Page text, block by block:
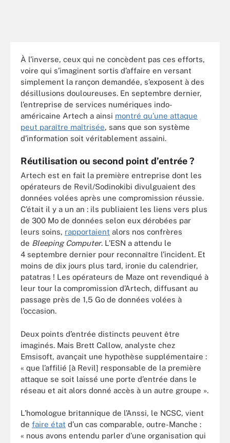
À l’inverse, ceux qui ne concèdent pas ces efforts,
voire qui s’imaginent sortis d’affaire en versant
simplement la rançon demandée, s’exposent à des
désillusions douloureuses. En septembre dernier,
l’entreprise de services numériques indo-
américaine Artech a ainsi montré qu’une attaque
peut paraître maîtrisée, sans que son système
d’information soit véritablement assaini.
Réutilisation ou second point d’entrée ?
Artech est en fait la première entreprise dont les
opérateurs de Revil/Sodinokibi divulguaient des
données volées après une compromission réussie.
C’était il y a un an : ils publiaient les liens vers plus
de 300 Mo de données selon eux dérobées par
leurs soins, rapportaient alors nos confrères
de Bleeping Computer. L’ESN a attendu le
4 septembre dernier pour reconnaître l’incident. Et
moins de dix jours plus tard, ironie du calendrier,
patatras ! Les opérateurs de Maze ont revendiqué à
leur tour la compromission d’Artech, diffusant au
passage près de 1,5 Go de données volées à
l’occasion.
Deux points d’entrée distincts peuvent être
imaginés. Mais Brett Callow, analyste chez
Emsisoft, avançait une hypothèse supplémentaire :
« que l’affilié [à Revil] responsable de la première
attaque se soit laissé une porte d’entrée dans le
réseau et ait alors donné accès à un autre groupe ».
L’homologue britannique de l’Anssi, le NCSC, vient
de faire état d’un cas comparable, outre-Manche :
« nous avons entendu parler d’une organisation qui